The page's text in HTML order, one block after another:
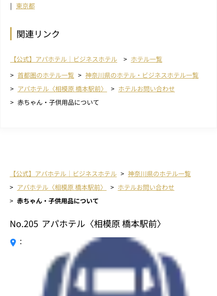
東京都
関連リンク
【公式】アパホテル｜ビジネスホテル
ホテル一覧
首都圏のホテル一覧
神奈川県のホテル・ビジネスホテル一覧
アパホテル〈相模原 橋本駅前〉
ホテルお問い合わせ
赤ちゃん・子供用品について
【公式】アパホテル｜ビジネスホテル
神奈川県のホテル一覧
アパホテル〈相模原 橋本駅前〉
ホテルお問い合わせ
赤ちゃん・子供用品について
No.205 アパホテル〈相模原 橋本駅前〉
：